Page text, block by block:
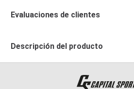
Evaluaciones de clientes
Descripción del producto